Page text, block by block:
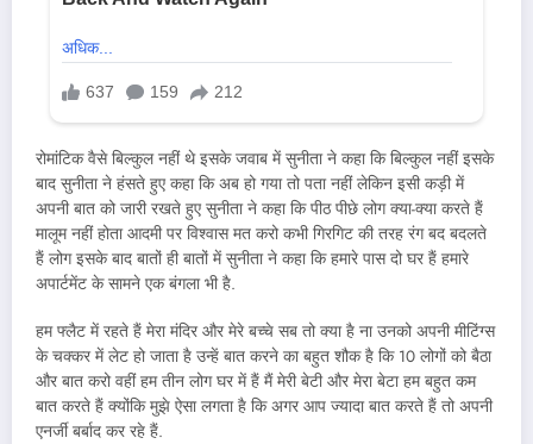
रोमांटिक वैसे बिल्कुल नहीं थे इसके जवाब में सुनीता ने कहा कि बिल्कुल नहीं इसके
बाद सुनीता ने हंसते हुए कहा कि अब हो गया तो पता नहीं लेकिन इसी कड़ी में
अपनी बात को जारी रखते हुए सुनीता ने कहा कि पीठ पीछे लोग क्या-क्या करते हैं
मालूम नहीं होता आदमी पर विश्वास मत करो कभी गिरगिट की तरह रंग बद बदलते
हैं लोग इसके बाद बातों ही बातों में सुनीता ने कहा कि हमारे पास दो घर हैं हमारे
अपार्टमेंट के सामने एक बंगला भी है.
हम फ्लैट में रहते हैं मेरा मंदिर और मेरे बच्चे सब तो क्या है ना उनको अपनी मीटिंग्स
के चक्कर में लेट हो जाता है उन्हें बात करने का बहुत शौक है कि 10 लोगों को बैठा
और बात करो वहीं हम तीन लोग घर में हैं मैं मेरी बेटी और मेरा बेटा हम बहुत कम
बात करते हैं क्योंकि मुझे ऐसा लगता है कि अगर आप ज्यादा बात करते हैं तो अपनी
एनर्जी बर्बाद कर रहे हैं.